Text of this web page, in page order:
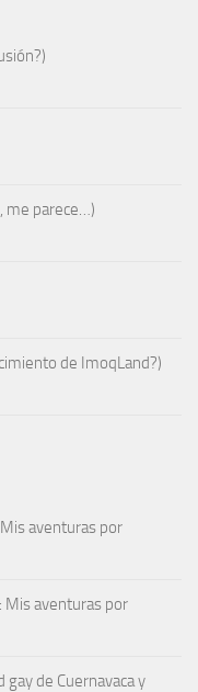
me parece…)
de ImoqLand?)
Mis aventuras por
Mis aventuras por
gay de Cuernavaca y